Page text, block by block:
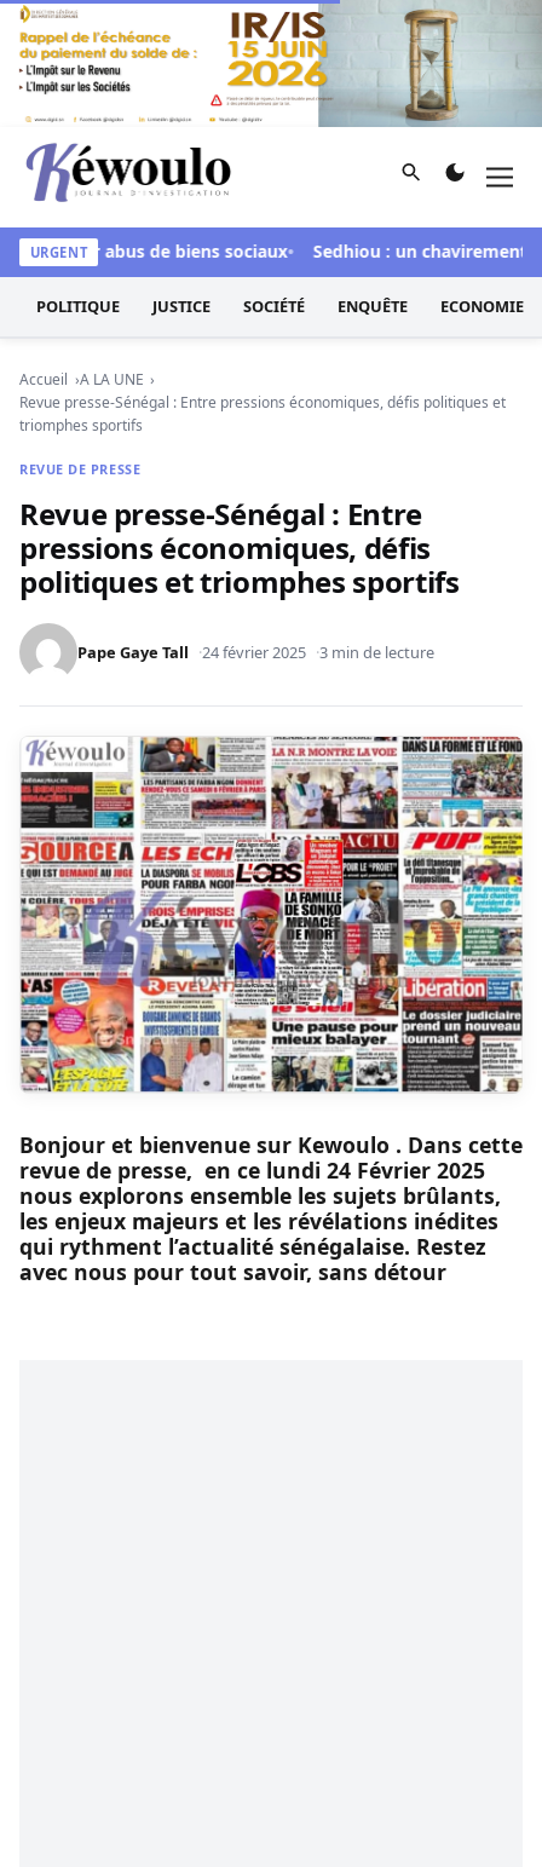
Aller au contenu
Kéwoulo, le premier site d'information et d'investigation
Rechercher
URGENT
pour abus de biens sociaux Sedhiou : un chavirement de
POLITIQUE JUSTICE SOCIÉTÉ ENQUÊTE ECONOMIE
Accueil
A LA UNE
Revue presse-Sénégal : Entre pressions économiques, défis politiques et
triomphes sportifs
REVUE DE PRESSE
Revue presse-Sénégal : Entre
pressions économiques, défis
politiques et triomphes sportifs
Pape Gaye Tall 24 février 2025 3 min de lecture
Bonjour et bienvenue sur Kewoulo . Dans cette
revue de presse, en ce lundi 24 Février 2025
nous explorons ensemble les sujets brûlants,
les enjeux majeurs et les révélations inédites
qui rythment l’actualité sénégalaise. Restez
avec nous pour tout savoir, sans détour